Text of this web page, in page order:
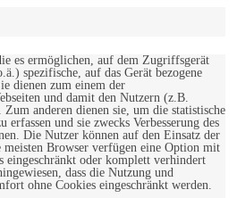
es ermöglichen, auf dem Zugriffsgerät
spezifische, auf das Gerät bezogene
dienen zum einem der
und damit den Nutzern (z.B.
anderen dienen sie, um die statistische
erfassen und sie zwecks Verbesserung des
Die Nutzer können auf den Einsatz der
Browser verfügen eine Option mit
eingeschränkt oder komplett verhindert
dass die Nutzung und
ohne Cookies eingeschränkt werden.